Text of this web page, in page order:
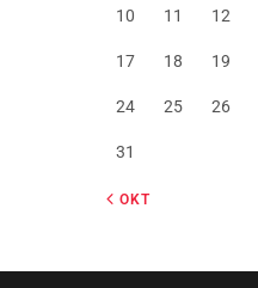
10 11 12
17 18 19
24 25 26
31
« OKT